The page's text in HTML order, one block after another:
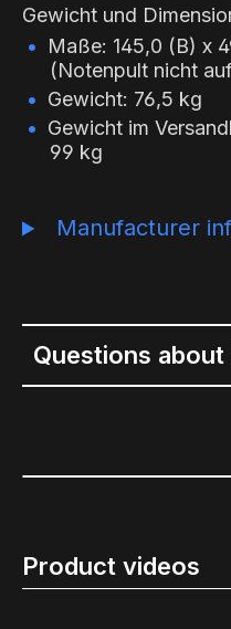
Gewicht und
Maße: 145,0 (B) x
(Notenpult nicht
Gewicht: 76,5 kg
Gewicht im
99 kg
Manufacturer
Questions
Product videos